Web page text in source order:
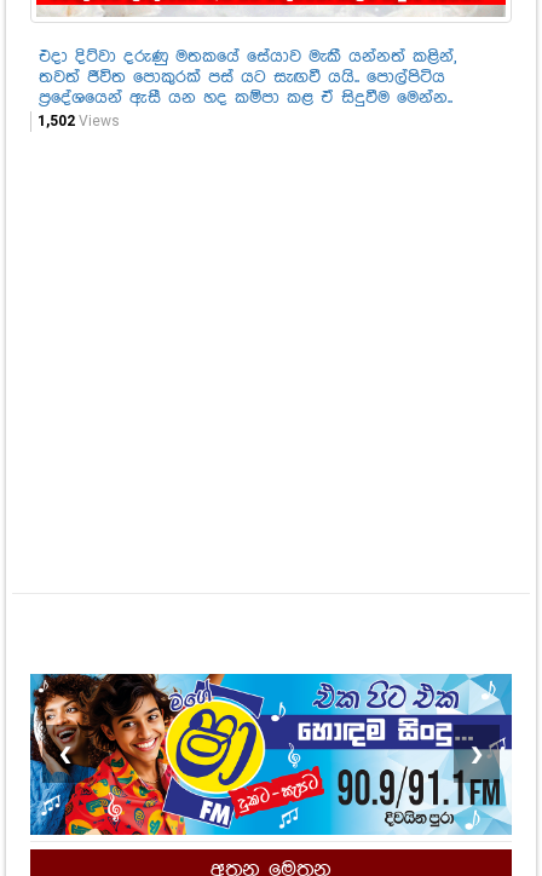
එදා දිට්වා දරුණු මතකයේ සේයාව මැකී යන්නත් කළින්,
තවත් ජීවිත පොකුරක් පස් යට සැඟවී යයි.. පොල්පිටිය
ප්‍රදේශයෙන් ඇසී යන හද කම්පා කළ ඒ සිදුවීම මෙන්න..
1,502 Views
❮ ❯
අතන මෙතන